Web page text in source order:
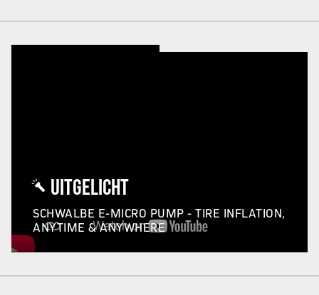
UITGELICHT
SCHWALBE E-MICRO PUMP - TIRE INFLATION,
ANYTIME & ANYWHERE